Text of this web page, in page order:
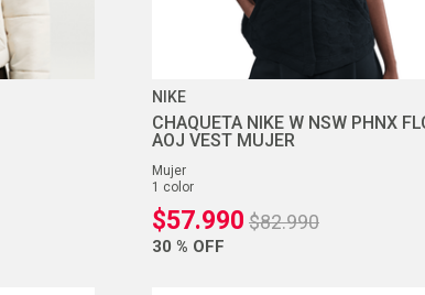
NIKE
CHAQUETA NIKE W NSW PHNX
AOJ VEST MUJER
mujer
1 color
$57.990 $82.990
30 % OFF